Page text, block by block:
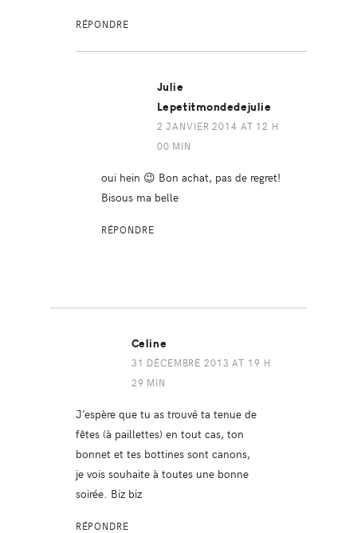
RÉPONDRE
Julie
Lepetitmondedejulie
2 JANVIER 2014 AT 12 H
00 MIN
oui hein 😉 Bon achat, pas de regret!
Bisous ma belle
RÉPONDRE
Celine
31 DÉCEMBRE 2013 AT 19 H
29 MIN
J’espère que tu as trouvé ta tenue de
fêtes (à paillettes) en tout cas, ton
bonnet et tes bottines sont canons,
je vois souhaite à toutes une bonne
soirée. Biz biz
RÉPONDRE